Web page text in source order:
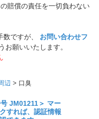
賠償の責任を一切負わない
ですが、 お問い合わせフ
お願いいたします。
辺 > 口臭